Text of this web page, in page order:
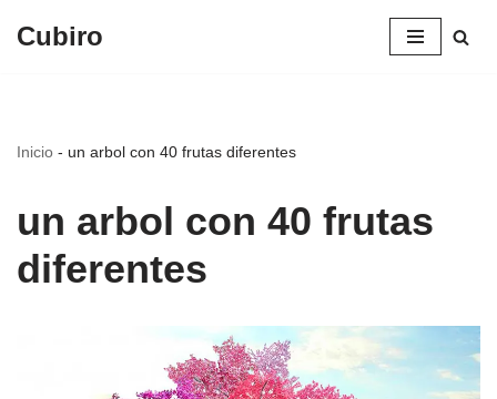
Cubiro
Inicio - un arbol con 40 frutas diferentes
un arbol con 40 frutas
diferentes